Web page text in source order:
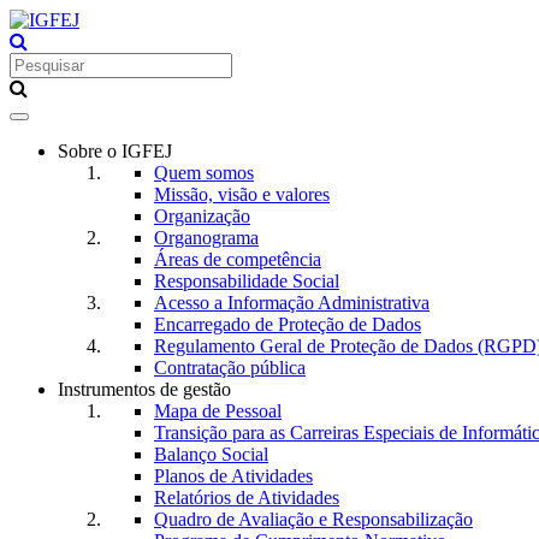
Toggle
navigationSobre o IGFEJ
Quem somos
Missão, visão e valores
Organização
Organograma
Áreas de competência
Responsabilidade Social
Acesso a Informação Administrativa
Encarregado de Proteção de Dados
Regulamento Geral de Proteção de Dados
Contratação pública
Instrumentos de gestão
Mapa de Pessoal
Transição para as Carreiras Especiais de
Balanço Social
Planos de Atividades
Relatórios de Atividades
Quadro de Avaliação e Responsabilização